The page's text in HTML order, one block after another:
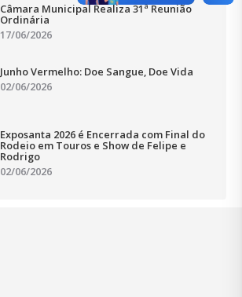
Câmara Municipal Realiza 31ª Reunião
Ordinária
17/06/2026
Junho Vermelho: Doe Sangue, Doe Vida
02/06/2026
Exposanta 2026 é Encerrada com Final do
Rodeio em Touros e Show de Felipe e
Rodrigo
02/06/2026